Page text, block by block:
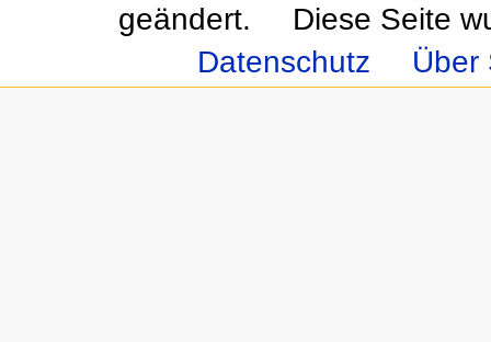
geändert.
Diese Seite
Datenschutz
Über